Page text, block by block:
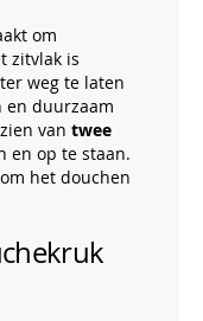
om
zitvlak is
weg te laten
en duurzaam
van twee
en op te staan.
het douchen